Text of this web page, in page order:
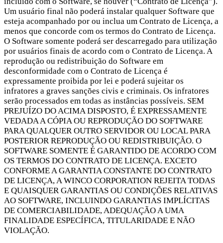
Um usuário final não poderá instalar qualquer Software que
esteja acompanhado por ou inclua um Contrato de Licença, a
menos que concorde com os termos do Contrato de Licença.
O Software somente poderá ser descarregado para utilização
por usuários finais de acordo com o Contrato de Licença. A
reprodução ou redistribuição do Software em
desconformidade com o Contrato de Licença é
expressamente proibida por lei e poderá sujeitar os
infratores a graves sanções civis e criminais. Os infratores
serão processados em todas as instâncias possíveis. SEM
PREJUÍZO DO ACIMA DISPOSTO, É EXPRESSAMENTE
VEDADA A CÓPIA OU REPRODUÇÃO DO SOFTWARE
PARA QUALQUER OUTRO SERVIDOR OU LOCAL PARA
POSTERIOR REPRODUÇÃO OU REDISTRIBUIÇÃO. O
SOFTWARE SOMENTE É GARANTIDO DE ACORDO COM
OS TERMOS DO CONTRATO DE LICENÇA. EXCETO
CONFORME A GARANTIA CONSTANTE DO CONTRATO
DE LICENÇA, A WINCO CORPORATION REJEITA TODAS
E QUAISQUER GARANTIAS OU CONDIÇÕES RELATIVAS
AO SOFTWARE, INCLUINDO GARANTIAS IMPLÍCITAS
DE COMERCIABILIDADE, ADEQUAÇÃO A UMA
FINALIDADE ESPECÍFICA, TITULARIDADE E NÃO
VIOLAÇÃO.